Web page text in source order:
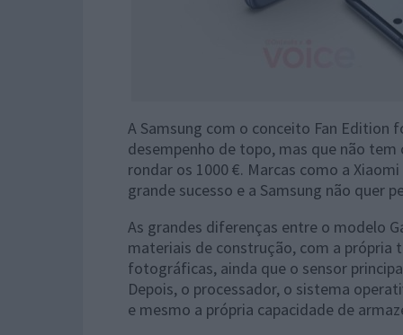
A Samsung com o conceito Fan Edition
desempenho de topo, mas que não
rondar os 1000 €. Marcas como a
grande sucesso e a Samsung não quer
As grandes diferenças entre o modelo
materiais de construção, com a própria
fotográficas, ainda que o sensor
Depois, o processador, o sistema
e mesmo a própria capacidade de